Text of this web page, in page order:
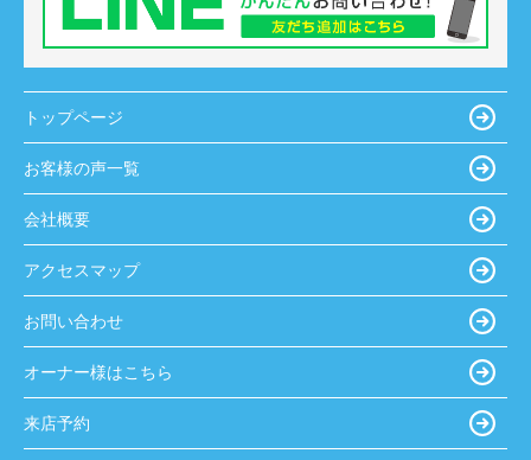
トップページ
お客様の声一覧
会社概要
アクセスマップ
お問い合わせ
オーナー様はこちら
来店予約